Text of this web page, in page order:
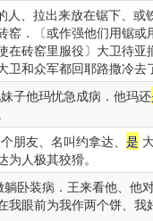
人、拉出来放在锯下、或
窑．〔或作强他们用锯或
在砖窑里服役〕大卫待亚
卫和众军都回耶路撒冷去
子他玛忧急成病．他玛还
朋友、名叫约拿达、 是
为人极其狡猾。
躺卧装病．王来看他、他
我眼前为我作两个饼、我